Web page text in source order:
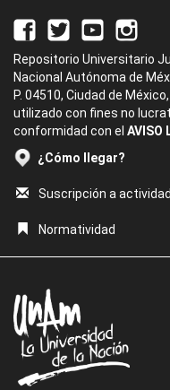
Repositorio Universitario
Nacional Autónoma de
P. 04510, Ciudad de
utilizado con fines no
conformidad con el AVISO
¿Cómo llegar?
Suscripción a
Normatividad